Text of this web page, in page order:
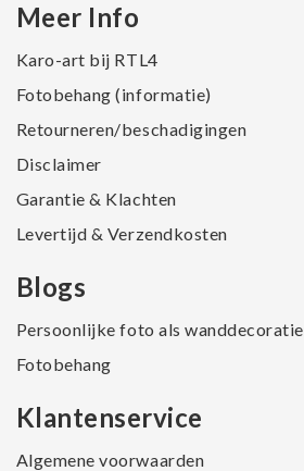
Meer Info
Karo-art bij RTL4
Fotobehang (informatie)
Retourneren/beschadigingen
Disclaimer
Garantie & Klachten
Levertijd & Verzendkosten
Blogs
Persoonlijke foto als wanddecoratie
Fotobehang
Klantenservice
Algemene voorwaarden